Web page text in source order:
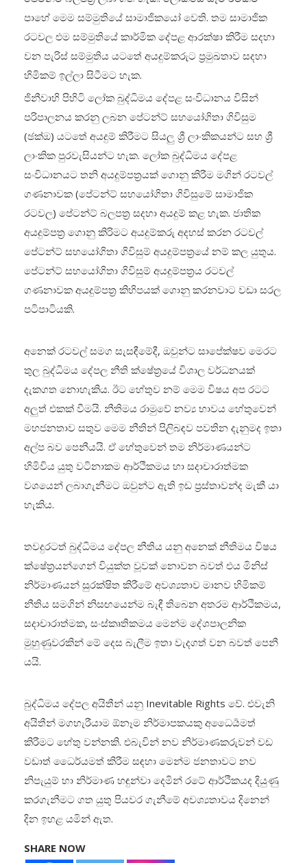
පාහේ මෙම සම්මුතියේ සාමාජිකයෝ වෙති. තම සාමාජික
රටවල එම සම්මුතියේ කාර්මික දේපළ ආරක්ෂා කිරීම සදහා
වන පැරිස් සම්මුතිය යටතේ අයදුම්කරුට ප්‍රමුඛතාව සදහා
හිමිකම් ඉල්ලා සිටීමට හැක.
ජිනීවාහි පිහිටි ලෝක බුද්ධිමය දේපළ සංවිධානය විසින්
පරිපාලනය කරනු ලබන පේටන්ට් සහයෝගිතා ගිවිසුම
(ඡක්‍ඔ) යටතේ අයදුම් කිරීමට සියලු ශ්‍රී ලාංකිකයන්ට සහ ශ්‍රී
ලාංකික පුරවැසියන්ට හැක. ලෝක බුද්ධිමය දේපළ
සංවිධානයට තනි අයදුම්පත්‍රයක් ගොනු කිරීම මගින් රටවල්
ගණනාවක (පේටන්ට් සහයෝගිතා ගිවිසුමේ සාමාජික
රටවල) පේටන්ට් බලපත්‍ර සදහා අයදුම් කළ හැක. ජාතික
අයදුම්පත්‍ර ගොනු කිරිමට අයදුම්කරු අදහස් කරන රටවල්
පේටන්ට් සහයෝගිතා ගිවිසුම් අයදුම්පත්‍රයේ නම් කල යුතුය.
පේටන්ට් සහයෝගිතා ගිවිසුම් අයදුම්පත්‍රය රටවල්
ගණනාවක අයදුම්පත්‍ර කිහිපයක් ගොනු කරනවාට වඩා සරල
පටිපාටියකි.
අනෙක් රටවල් සමග සැසඳීමේදී, ඔවුන්ට සාපේක්ෂව මෙරට
තුල බුද්ධිමය දේපල නීති ක්ෂේත්‍රයේ විශාල වර්ධනයක්
දැකගත නොහැකිය. ඊට හේතුව නම් මෙම විෂය අප රටට
අලුත් එකක් වීමයි. නීතිමය රාමුවේ නව්‍ය භාවය හේතුවෙන්
මහජනතාව සතුව මෙම නීතින් පිලිබඳව පවතින දැනුමද ඉතා
අල්ප බව පෙනීයයි. ඒ හේතුවෙන් තම නිර්මාණයන්ට
හිමිවිය යුතු වටිනාකම ආර්ථිකමය හා සදාචාරාත්මක
වශයෙන් ලබාගැනීමට ඔවුන්ට ඇති ඉඩ ප්‍රස්තාවන්ද මැකී යා
හැකිය.
තවදුරටත් බුද්ධිමය දේපල නීතිය යනු අනෙක් නීතිමය විෂය
ක්ෂේත්‍රයන්ගෙන් වියුක්ත වූවක් නොවන බවත් එය මිනිස්
නිර්මාණයන් සුරක්ෂිත කිරීමේ අවශ්‍යතාව මානව හිමිකම්
නීතිය සමගින් නිසඟයෙන්ම බැඳී තිබෙන අතරම ආර්ථිකමය,
සදාචාරාත්මක, සංස්කෘතිකමය මෙන්ම දේශපාලනික
මුහුණුවරකින් මේ දෙස බැලීම ඉතා වැදගත් වන බවත් පෙනී
යයි.
බුද්ධිමය දේපල අයිතීන් යනු Inevitable Rights වේ. එවැනි
අයිතීන් මගහැරීයාම ඕනෑම නිර්මාපකයකු අධෛර්‍යමත්
කිරීමට හේතු වන්නකි. එබැවින් නව නිර්මාණකරුවන් වඩ
වඩාත් ධෛර්යමත් කිරීම සඳහා මෙන්ම ජනතාවට නව
නිපැයුම් හා නිර්මාණ හඳුන්වා දෙමින් රටේ ආර්ථිකයද දියුණු
කරගැනීමට ගත යුතු පියවර ගැනීමේ අවශ්‍යතාවය දිනෙන්
දින ඉහළ යමින් ඇත.
SHARE NOW